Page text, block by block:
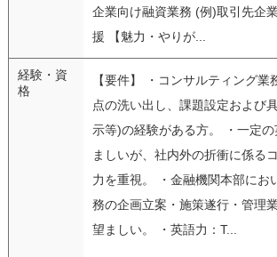
企業向け融資業務 (例)取引先企
援 【魅力・やりが...
経験・資
格
【要件】 ・コンサルティング業
点の洗い出し、課題設定および
示等)の経験がある方。 ・一定
ましいが、社内外の折衝に係る
力を重視。 ・金融機関本部にお
務の企画立案・施策遂行・管理
望ましい。 ・英語力：T...